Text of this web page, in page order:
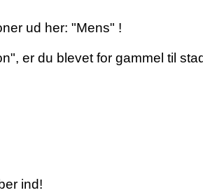
ud her: "Mens" !
er du blevet for gammel til
ind!